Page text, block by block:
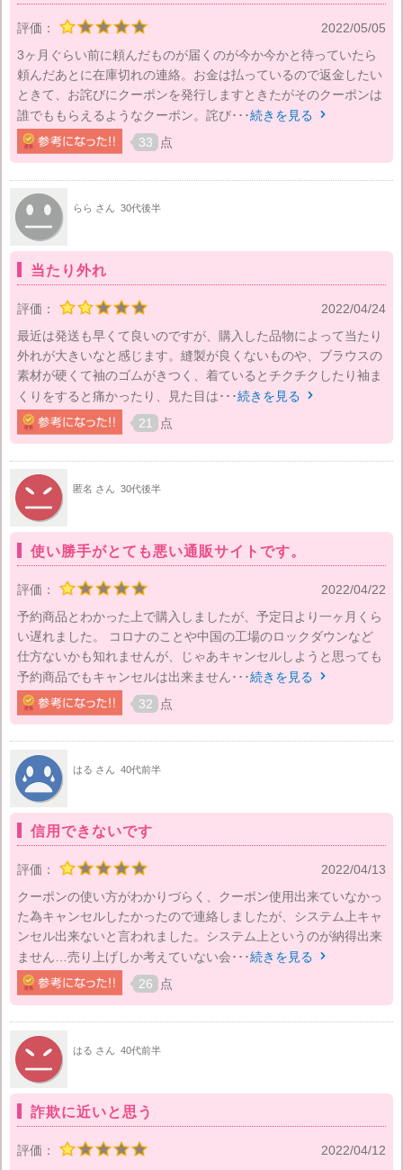
評価：
2022/05/05
3ヶ月ぐらい前に頼んだものが届くのが今か今かと待っていたら
頼んだあとに在庫切れの連絡。お金は払っているので返金したい
ときて、お詫びにクーポンを発行しますときたがそのクーポンは
誰でももらえるようなクーポン。詫び･･･続きを見る 
33 点
らら さん 30代後半
当たり外れ
評価：
2022/04/24
最近は発送も早くて良いのですが、購入した品物によって当たり
外れが大きいなと感じます。縫製が良くないものや、ブラウスの
素材が硬くて袖のゴムがきつく、着ているとチクチクしたり袖ま
くりをすると痛かったり、見た目は･･･続きを見る 
21 点
匿名 さん 30代後半
使い勝手がとても悪い通販サイトです。
評価：
2022/04/22
予約商品とわかった上で購入しましたが、予定日より一ヶ月くら
い遅れました。 コロナのことや中国の工場のロックダウンなど
仕方ないかも知れませんが、じゃあキャンセルしようと思っても
予約商品でもキャンセルは出来ません･･･続きを見る 
32 点
はる さん 40代前半
信用できないです
評価：
2022/04/13
クーポンの使い方がわかりづらく、クーポン使用出来ていなかっ
た為キャンセルしたかったので連絡しましたが、システム上キャ
ンセル出来ないと言われました。システム上というのが納得出来
ません…売り上げしか考えていない会･･･続きを見る 
26 点
はる さん 40代前半
詐欺に近いと思う
評価： 2022/04/12